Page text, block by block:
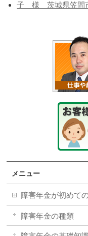
子 様 茨城県笠間
メニュー
障害年金が初めて
障害年金の種類